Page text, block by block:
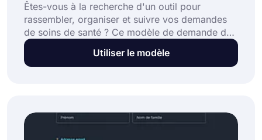
Êtes-vous à la recherche d'un outil pour
rassembler, organiser et suivre vos demandes
de soins de santé ? Ce modèle de demande de
restriction d'utilisation et de divulgation de PHI
vous aidera à créer votre propre formulaire.
avec votre public cible. Cliquez sur le bouton
'Utiliser le modèle' pour commencer !
Utiliser le modèle